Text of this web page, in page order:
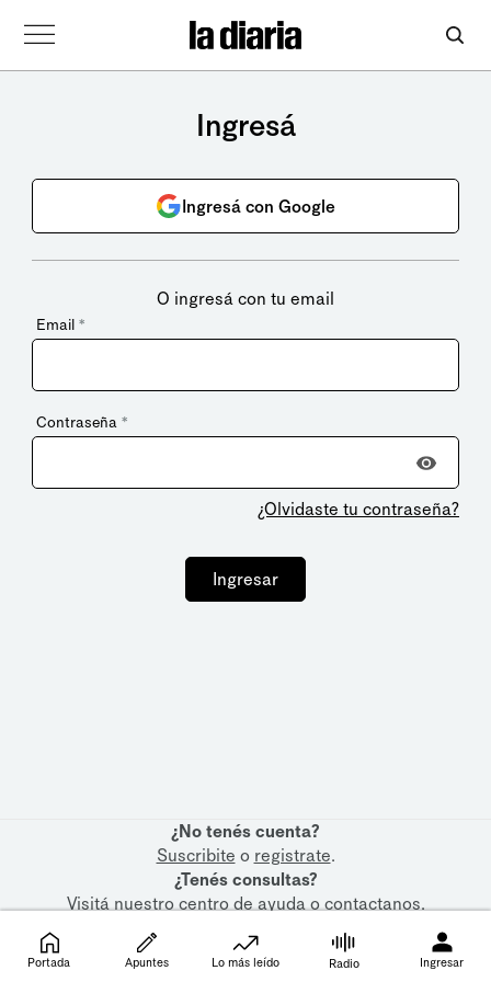
Ingresá
Ingresá con Google
O ingresá con tu email
Email *
Contraseña *
¿Olvidaste tu contraseña?
Ingresar
¿No tenés cuenta?
Suscribite o registrate.
¿Tenés consultas?
Visitá nuestrocentro de ayudaocontactanos.
Portada Apuntes Lo más leído Radio Ingresar